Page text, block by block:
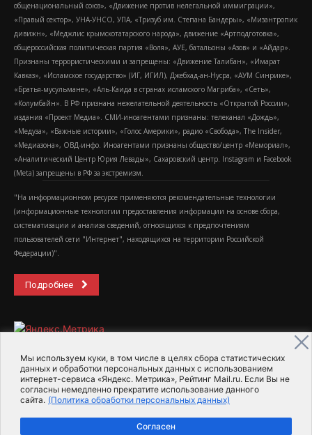
Мы используем куки, в том числе в целях сбора статистических
данных и обработки персональных данных с использованием
интернет-сервиса «Яндекс. Метрика», Рейтинг Mail.ru. Если Вы не
согласны немедленно прекратите использование данного
сайта. (Политика обработки персональных данных)
Согласен
общенациональный союз», «Движение против нелегальной иммиграции»,
«Правый сектор», УНА-УНСО, УПА, «Тризуб им. Степана Бандеры», «Мизантропик
дивижн», «Меджлис крымскотатарского народа», движение «Артподготовка»,
общероссийская политическая партия «Воля», АУЕ, батальоны «Азов» и «Айдар».
Признаны террористическими и запрещены: «Движение Талибан», «Имарат
Кавказ», «Исламское государство» (ИГ, ИГИЛ), Джебхад-ан-Нусра, «АУМ Синрике»,
«Братья-мусульмане», «Аль-Каида в странах исламского Магриба», «Сеть»,
«Колумбайн». В РФ признана нежелательной деятельность «Открытой России»,
издания «Проект Медиа». СМИ-иноагентами признаны: телеканал «Дождь»,
«Медуза», «Важные истории», «Голос Америки», радио «Свобода», The Insider,
«Медиазона», ОВД-инфо. Иноагентами признаны общество/центр «Мемориал»,
«Аналитический Центр Юрия Левады», Сахаровский центр. Instagram и Facebook
(Metа) запрещены в РФ за экстремизм.
"На информационном ресурсе применяются рекомендательные технологии
(информационные технологии предоставления информации на основе сбора,
систематизации и анализа сведений, относящихся к предпочтениям
пользователей сети "Интернет", находящихся на территории Российской
Федерации)".
Подробнее
2015-2026- Информационное агентство МедиаПоток
Для справки Об издании
Пользовательское соглашение
Политика обработки персональных данных